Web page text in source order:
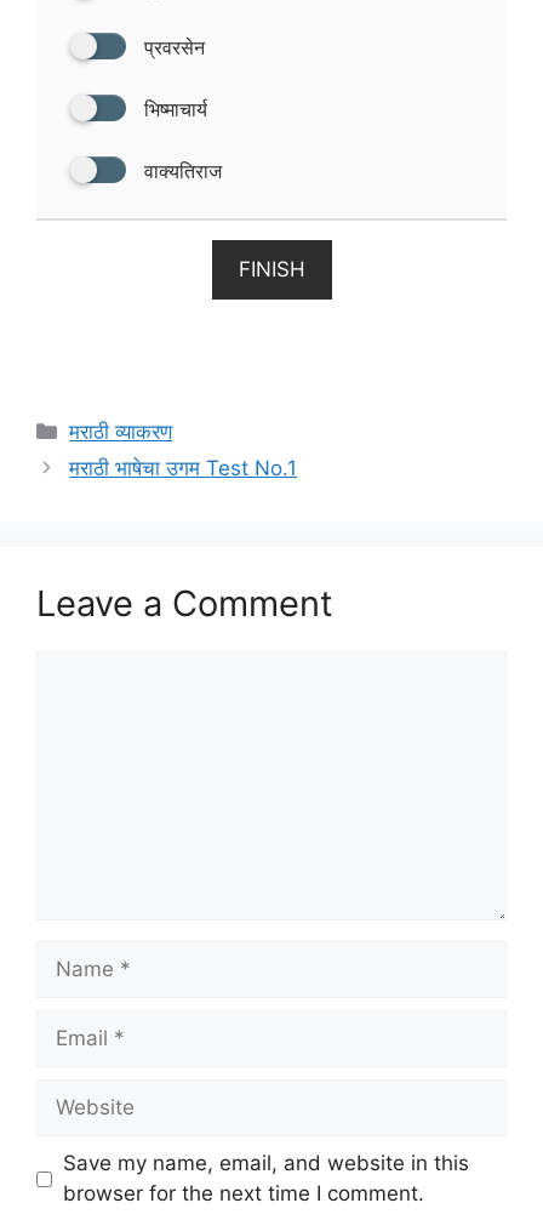
प्रवरसेन
भिष्माचार्य
वाक्यतिराज
FINISH
Categories
मराठी व्याकरण
मराठी भाषेचा उगम Test No.1
Leave a Comment
Name
Email
Website
Save my name, email, and website in this
browser for the next time I comment.